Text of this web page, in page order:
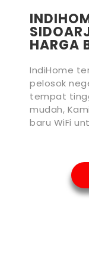
HARGA
IndiHome
pelosok
tempat
mudah,
baru WiFi